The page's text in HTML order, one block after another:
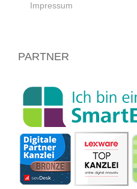
Impressum
PARTNER